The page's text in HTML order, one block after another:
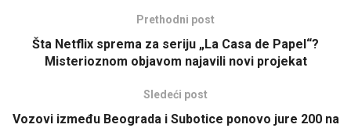
Prethodni post
Šta Netflix sprema za seriju „La Casa de Papel“?
Misterioznom objavom najavili novi projekat
Sledeći post
Vozovi između Beograda i Subotice ponovo jure 200 na